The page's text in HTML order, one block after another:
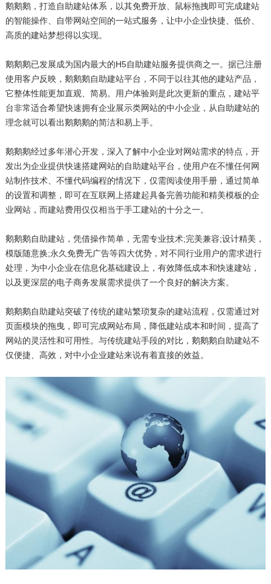
鹅鹅鹅，打造自助建站体系，以其免费开放、鼠标拖拽即可完成建站
的智能操作、自带网站空间的一站式服务，让中小企业快捷、低价、
高质的建站梦想得以实现。
鹅鹅鹅已发展成为国内最大的H5自助建站服务提供商之一。据已注册
使用客户反映，鹅鹅鹅自助建站平台，不同于以往其他的建站产品，
它整体性能更加直观、简易。用户体验则是此次更新的重点，建站平
台非常适合希望快速拥有企业展示类网站的中小企业，从自助建站的
理念就可以看出鹅鹅鹅的简洁和易上手。
鹅鹅鹅经过多年潜心开发，深入了解中小企业对网站需求的特点，开
发出为企业提供快速搭建网站的自助建站平台，使用户在不懂任何网
站制作技术、不懂代码编程的情况下，仅需阅读使用手册，通过简单
的设置和调整，即可在互联网上搭建起具备完善功能和精美模板的企
业网站，而建站费用仅仅相当于手工建站的十分之一。
鹅鹅鹅自助建站，凭借操作简单，无需专业技术;完美兼容;设计精美，
模版随意换;永久免费无广告等四大优势，对不同行业用户的需求进行
处理，为中小企业在信息化基础建设上，有效降低成本和快速建站，
以及更深层的电子商务发展需求提供了一个良好的解决方案。
鹅鹅鹅自助建站突破了传统的建站繁琐复杂的建站流程，仅需通过对
页面模块的拖曳，即可完成网站布局，降低建站成本和时间，提高了
网站的灵活性和可用性。与传统建站手段的对比，鹅鹅鹅自助建站不
仅便捷、高效，对中小企业建站来说有着直接的效益。